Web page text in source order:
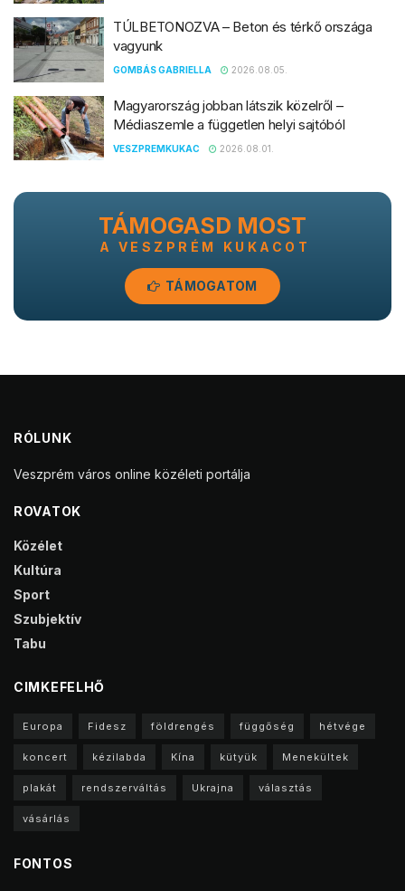
TÚLBETONOZVA – Beton és térkő országa
vagyunk
GOMBÁS GABRIELLA 2026.08.05.
Magyarország jobban látszik közelről –
Médiaszemle a független helyi sajtóból
VESZPREMKUKAC 2026.08.01.
TÁMOGASD MOST
A VESZPRÉM KUKACOT
TÁMOGATOM
RÓLUNK
Veszprém város online közéleti portálja
ROVATOK
Közélet
Kultúra
Sport
Szubjektív
Tabu
CIMKEFELHŐ
Europa Fidesz földrengés függőség hétvége
koncert kézilabda Kína kütyük Menekültek
plakát rendszerváltás Ukrajna választás
vásárlás
FONTOS